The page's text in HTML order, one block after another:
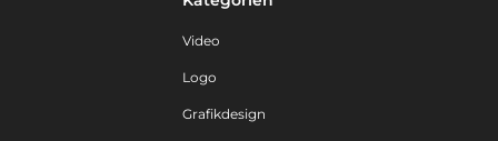
Video
Logo
Grafikdesign